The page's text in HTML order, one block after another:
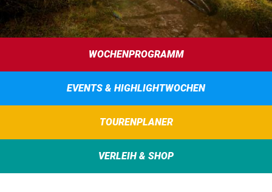
WOCHENPROGRAMM
EVENTS & HIGHLIGHTWOCHEN
TOURENPLANER
VERLEIH & SHOP